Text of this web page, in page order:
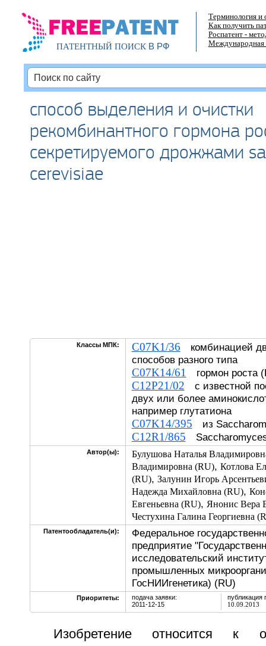
ПАТЕНТНЫЙ ПОИСКВ РФ
Терминология и
Как получить
Роспатент -
Международная
способ выделения и очистки
рекомбинантного гормона
секретируемого дрожжами
cerevisiae
Классы МПК: C07K1/36 комбинацией
способов разного типа
C07K14/61 гормон роста
C12P21/02 с известной
двух или более
например глутатиона
C07K14/395 из
C12R1/865
Автор(ы):
Булушова Наталья
Владимировна (RU), Котлова
(RU), Залунин Игорь
Надежда Михайловна (RU),
Евгеньевна (RU), Янонис Вера
Честухина Галина Георгиевна
Патентообладатель(и):
Федеральное
предприятие
исследовательский
промышленных
ГосНИИгенетика) (RU)
Приоритеты:
подача заявки:
2011-12-15
публикация
10.09.2013
Изобретение относится к